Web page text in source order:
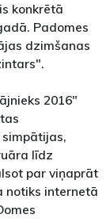
konkrētā
Padomes
dzimšanas
2016"
līdz
par viņaprāt
notiks internetā